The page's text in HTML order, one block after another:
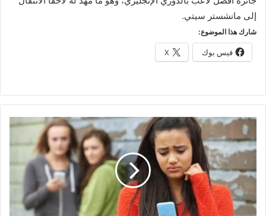
إلى مانشستر سيتي.
شارك هذا الموضوع:
فيس بوك X
ما
التنمر
الإلكتروني؟
وما
تأثيره
على